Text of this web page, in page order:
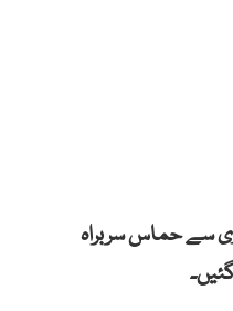
سے حماس سربراہ